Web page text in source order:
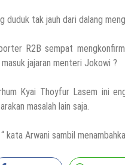
duduk tak jauh dari dalang
R2B sempat
jajaran menteri Jokowi ?
Kyai Thoyfur Lasem ini
masalah lain saja.
kata Arwani sambil